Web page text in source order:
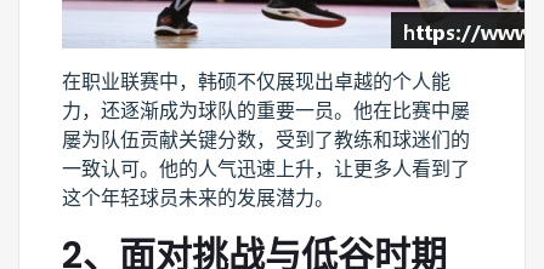
在职业联赛中，韩硕不仅展现出卓越的个人能
力，还逐渐成为球队的重要一员。他在比赛中屡
屡为队伍贡献关键分数，受到了教练和球迷们的
一致认可。他的人气迅速上升，让更多人看到了
这个年轻球员未来的发展潜力。
2、面对挑战与低谷时期